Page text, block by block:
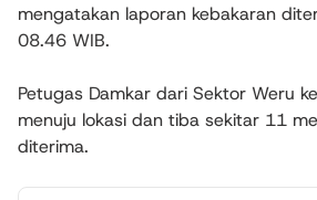
mengatakan laporan kebakaran
08.46 WIB.
Petugas Damkar dari Sektor Weru
menuju lokasi dan tiba sekitar 11
diterima.